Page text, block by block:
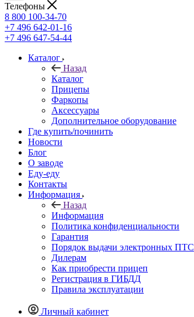
Телефоны
8 800 100-34-70
+7 496 642-01-16
+7 496 647-54-44
Каталог
Назад
Каталог
Прицепы
Фаркопы
Аксессуары
Дополнительное оборудование
Где купить/починить
Новости
Блог
О заводе
Еду-еду
Контакты
Информация
Назад
Информация
Политика конфиденциальности
Гарантия
Порядок выдачи электронных ПТС
Дилерам
Как приобрести прицеп
Регистрация в ГИБДД
Правила эксплуатации
Личный кабинет